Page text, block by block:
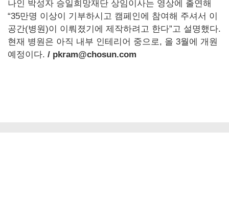
나인 박성자 승일희망재단 상임이사는 영상에 출연해
“35만명 이상이 기부하시고 캠페인에 참여해 주셔서 이
공간(병원)이 이뤄졌기에 제작하려고 한다”고 설명했다.
현재 병원은 아직 내부 인테리어 중으로, 올 3월에 개원
예정이다. / pkram@chosun.com